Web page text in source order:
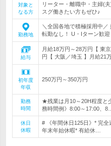
対象と
なる方
リーター・離職中・主婦(
スグ働きたい方もぜひ♪
勤務地
＼全国各地で積極採用中／
転勤なし！ U・Iターン歓迎
給与
月給18万円～28万円【 東
円【 大阪／埼玉 】月給21
初年度
年収
250万円～350万円
勤務
時間
★残業は月10～20H程度と
務時間例》8:00～17:00、8…
休日
休暇
# 《年間休日125日》* 完
年末年始休暇* 有給休…